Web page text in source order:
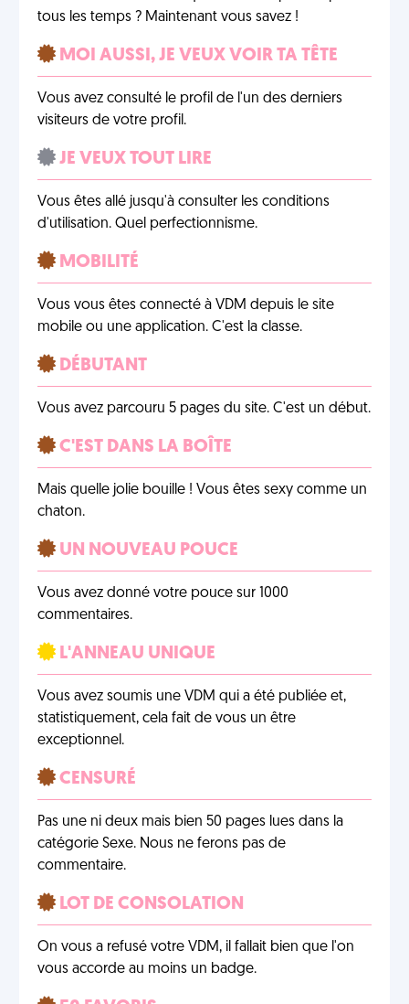
tous les temps ? Maintenant vous savez !
MOI AUSSI, JE VEUX VOIR TA TÊTE
Vous avez consulté le profil de l'un des derniers
visiteurs de votre profil.
JE VEUX TOUT LIRE
Vous êtes allé jusqu'à consulter les conditions
d'utilisation. Quel perfectionnisme.
MOBILITÉ
Vous vous êtes connecté à VDM depuis le site
mobile ou une application. C'est la classe.
DÉBUTANT
Vous avez parcouru 5 pages du site. C'est un début.
C'EST DANS LA BOÎTE
Mais quelle jolie bouille ! Vous êtes sexy comme un
chaton.
UN NOUVEAU POUCE
Vous avez donné votre pouce sur 1000
commentaires.
L'ANNEAU UNIQUE
Vous avez soumis une VDM qui a été publiée et,
statistiquement, cela fait de vous un être
exceptionnel.
CENSURÉ
Pas une ni deux mais bien 50 pages lues dans la
catégorie Sexe. Nous ne ferons pas de
commentaire.
LOT DE CONSOLATION
On vous a refusé votre VDM, il fallait bien que l'on
vous accorde au moins un badge.